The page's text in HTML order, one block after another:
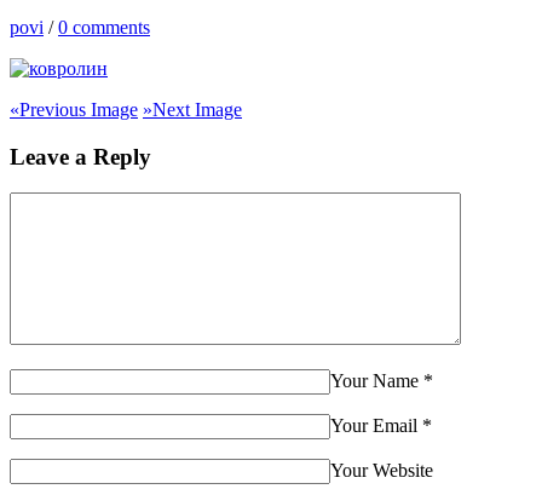
povi / 0 comments
«Previous Image »Next Image
Leave a Reply
Your Name *
Your Email *
Your Website